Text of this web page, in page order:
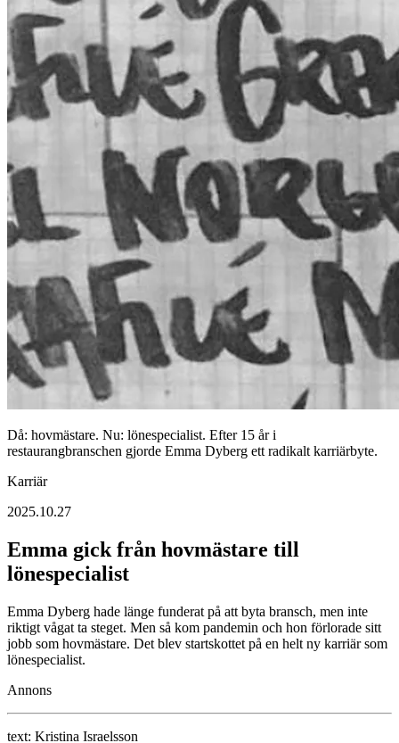
Då: hovmästare. Nu: lönespecialist. Efter 15 år i
restaurangbranschen gjorde Emma Dyberg ett radikalt karriärbyte.
Karriär
2025.10.27
Emma gick från hovmästare till
lönespecialist
Emma Dyberg hade länge funderat på att byta bransch, men inte
riktigt vågat ta steget. Men så kom pandemin och hon förlorade sitt
jobb som hovmästare. Det blev startskottet på en helt ny karriär som
lönespecialist.
Annons
text: Kristina Israelsson